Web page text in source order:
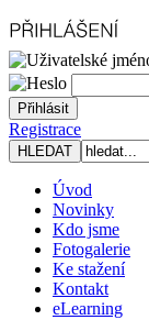
Registrace
Úvod
Novinky
Kdo jsme
Fotogalerie
Ke stažení
Kontakt
eLearning